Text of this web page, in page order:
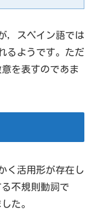
，スペイン語では
るようです。ただ
を表すのであま
く活用形が存在し
不規則動詞で
た。